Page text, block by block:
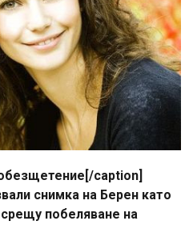
caption]
снимка на Берен като
побеляване на